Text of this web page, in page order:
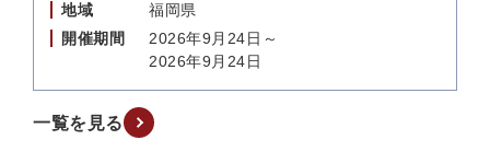
地域
福岡県
開催期間
2026年9月24日～
2026年9月24日
一覧を見る